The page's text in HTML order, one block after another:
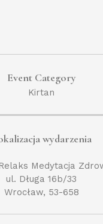
Event Category
Kirtan
wydarzenia
Medytacja
ul. Długa 16b/33
Wrocław, 53-658